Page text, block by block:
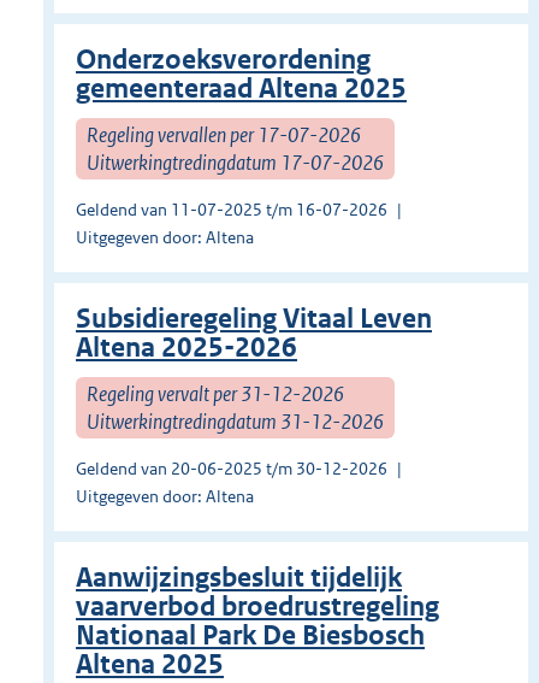
Onderzoeksverordening
gemeenteraad Altena 2025
Regeling vervallen per 17-07-2026
Uitwerkingtredingdatum 17-07-2026
Geldend van 11-07-2025 t/m 16-07-2026
Uitgegeven door: Altena
Subsidieregeling Vitaal Leven
Altena 2025-2026
Regeling vervalt per 31-12-2026
Uitwerkingtredingdatum 31-12-2026
Geldend van 20-06-2025 t/m 30-12-2026
Uitgegeven door: Altena
Aanwijzingsbesluit tijdelijk
vaarverbod broedrustregeling
Nationaal Park De Biesbosch
Altena 2025